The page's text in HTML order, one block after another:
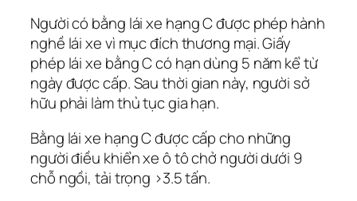
Người có bằng lái xe hạng C được phép hành
nghề lái xe vì mục đích thương mại. Giấy
phép lái xe bằng C có hạn dùng 5 năm kể từ
ngày được cấp. Sau thời gian này, người sở
hữu phải làm thủ tục gia hạn.
Bằng lái xe hạng C được cấp cho những
người điều khiển xe ô tô chở người dưới 9
chỗ ngồi, tải trọng >3.5 tấn.